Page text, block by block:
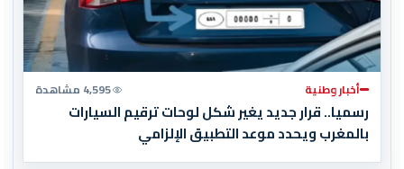
أخبار وطنية 4,595 مشاهدة
رسميا.. قرار جديد يغير شكل لوحات ترقيم السيارات
بالمغرب ويحدد موعد التطبيق الإلزامي